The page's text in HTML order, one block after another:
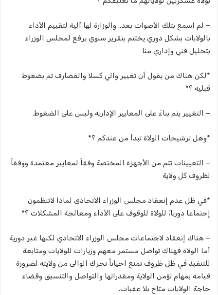
– لم اسمع بتلك الأصوات بعد.. والوزارة لها آلية لتقييم الأداء
بالولايات بشكل دوري يختتم بتقرير سنوي يرفع لمجلس الوزراء
بتحليل فني وإداري منا
*لكن هناك من يقول أن تغيير والي كسلا والقضارف تم بضغوط
قبليه ؟*
– التغيير يتم بناءً على المعايير الإدارية وليس على الضغوط.
*وهل ترشيحات الولاة تبدأ من عندكم ؟*
– التعيينات تتم من الأجهزة المختصة وفقاً لمعايير معتمدة ووفقاً
لظروف كل ولاية
*في ظل عدم إنعقاد مجلس الوزراء الاتحادى لماذا لاتنظمون
إجتماعا دوريا،ً للولاة للوقوف على الأداء ومعالجة المشكلات ؟*
– هناك إنعقاد لاجتماعات مجلس الوزراء الاتحادي لكنها غير دورية
أما الولاة فهناك تواصل مستمر معهم وزيارات للولايات ومتابعة
للتنفيذ في ظل ظروف تمنع احياناً تحرك الوالى من ولايته لضرورة
قيامه بمهام تؤمن الولاية ومقدراتها والتواصل والتنسيق وقضاء
حاجة الولايات متاح بلا عقبات.